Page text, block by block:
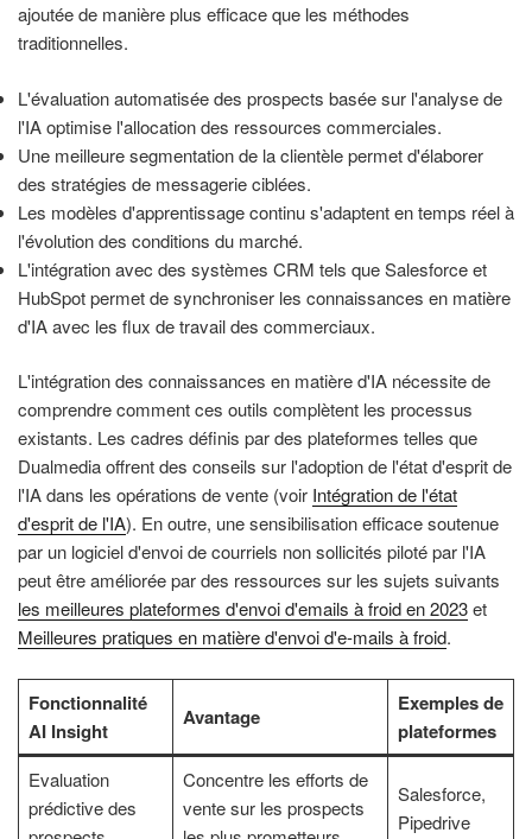
ajoutée de manière plus efficace que les méthodes
traditionnelles.
L'évaluation automatisée des prospects basée sur l'analyse de
l'IA optimise l'allocation des ressources commerciales.
Une meilleure segmentation de la clientèle permet d'élaborer
des stratégies de messagerie ciblées.
Les modèles d'apprentissage continu s'adaptent en temps réel à
l'évolution des conditions du marché.
L'intégration avec des systèmes CRM tels que Salesforce et
HubSpot permet de synchroniser les connaissances en matière
d'IA avec les flux de travail des commerciaux.
L'intégration des connaissances en matière d'IA nécessite de
comprendre comment ces outils complètent les processus
existants. Les cadres définis par des plateformes telles que
Dualmedia offrent des conseils sur l'adoption de l'état d'esprit de
l'IA dans les opérations de vente (voir Intégration de l'état
d'esprit de l'IA). En outre, une sensibilisation efficace soutenue
par un logiciel d'envoi de courriels non sollicités piloté par l'IA
peut être améliorée par des ressources sur les sujets suivants
les meilleures plateformes d'envoi d'emails à froid en 2023et
Meilleures pratiques en matière d'envoi d'e-mails à froid.
Fonctionnalité
AI Insight
Avantage
Exemples de
plateformes
Evaluation
prédictive des
Concentre les efforts de
vente sur les prospects
Salesforce,
Pipedrive